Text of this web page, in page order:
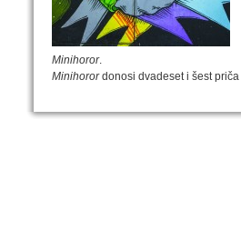
Minihoror.
Minihorordonosi dvadeset i šest